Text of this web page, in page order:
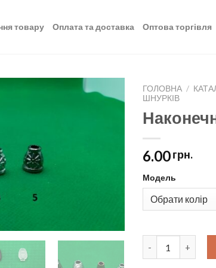
товару Оплата та доставка Оптова торгівля
ГОЛОВНА /
ШНУРКІВ
6.00грн.
Модель
Наконечники на